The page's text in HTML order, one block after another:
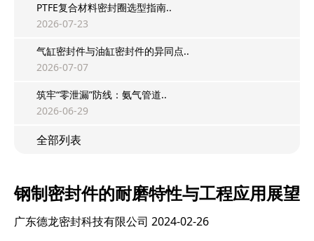
PTFE复合材料密封圈选型指南..
2026-07-23
气缸密封件与油缸密封件的异同点..
2026-07-07
筑牢“零泄漏”防线：氨气管道..
2026-06-29
全部列表
钢制密封件的耐磨特性与工程应用展望
广东德龙密封科技有限公司 2024-02-26